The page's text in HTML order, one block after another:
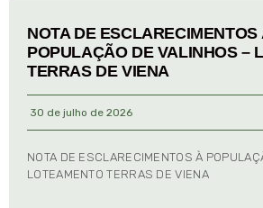
NOTA DE ESCLARECIMENTOS
POPULAÇÃO DE VALINHOS –
TERRAS DE VIENA
30 de julho de 2026
NOTA DE ESCLARECIMENTOS À
LOTEAMENTO TERRAS DE VIENA